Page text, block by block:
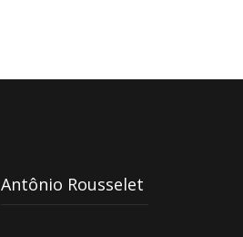
Antônio Rousselet